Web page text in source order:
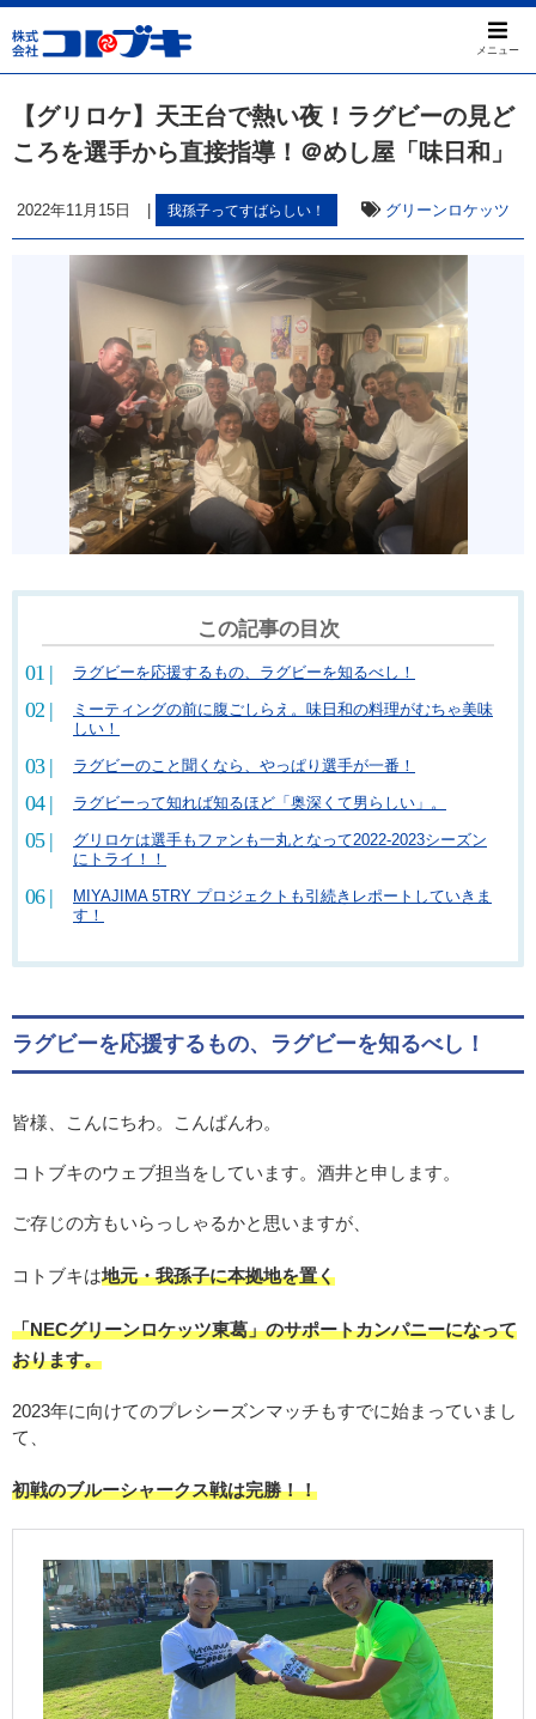
メニュー
【グリロケ】天王台で熱い夜！ラグビーの見ど
ころを選手から直接指導！＠めし屋「味日和」
2022年11月15日 我孫子ってすばらしい！ グリーンロケッツ
この記事の目次
ラグビーを応援するもの、ラグビーを知るべし！
ミーティングの前に腹ごしらえ。味日和の料理がむちゃ美味
しい！
ラグビーのこと聞くなら、やっぱり選手が一番！
ラグビーって知れば知るほど「奥深くて男らしい」。
グリロケは選手もファンも一丸となって2022-2023シーズン
にトライ！！
MIYAJIMA 5TRY プロジェクトも引続きレポートしていきま
す！
ラグビーを応援するもの、ラグビーを知るべし！
皆様、こんにちわ。こんばんわ。
コトブキのウェブ担当をしています。酒井と申します。
ご存じの方もいらっしゃるかと思いますが、
コトブキは地元・我孫子に本拠地を置く
「NECグリーンロケッツ東葛」のサポートカンパニーになって
おります。
2023年に向けてのプレシーズンマッチもすでに始まっていまし
て、
初戦のブルーシャークス戦は完勝！！